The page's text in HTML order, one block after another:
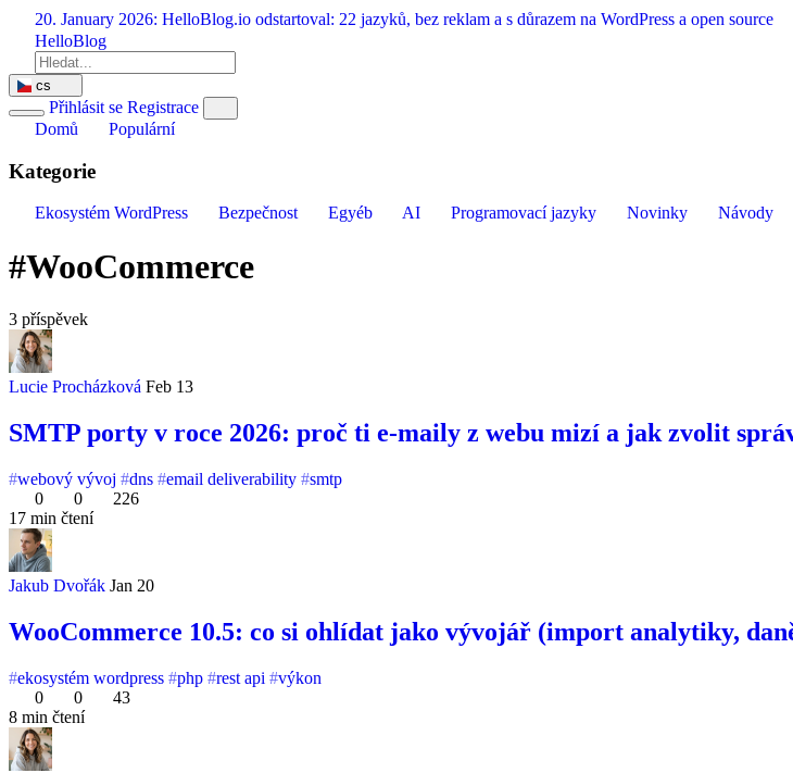
Přeskočit
obsah
20. January 2026: HelloBlog.io odstartoval: 22 jazyků, bez reklam a s důrazem na WordPress a open source
HelloBlog
cs
Přihlásit se Registrace
Domů
Populární
Kategorie
Ekosystém WordPress Bezpečnost Egyéb AI Programovací jazyky Novinky Návody
#WooCommerce
3 příspěvek
Lucie Procházková Feb 13
SMTP porty v roce 2026: proč ti e-maily z webu mizí a jak zvolit
webový vývoj dns email deliverability
smtp
0
0
226
17 min čtení
Jakub Dvořák Jan 20
WooCommerce 10.5: co si ohlídat jako vývojář (import analytiky,
ekosystém wordpress php rest api
výkon
0
0
43
8 min čtení